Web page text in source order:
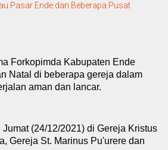
Pasar Ende dan Beberapa Pusat
Forkopimda Kabupaten Ende
Natal di beberapa gereja dalam
aman dan lancar.
(24/12/2021) di Gereja Kristus
Gereja St. Marinus Pu'urere dan